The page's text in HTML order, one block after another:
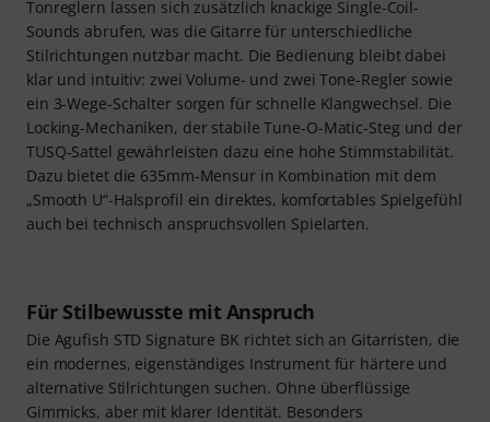
Die Agufish STD Signature setzt auf bewährte Komponenten
und eine clevere Elektrik, die auch anspruchsvolle Spieler
zufriedenstellt. Die zwei Roswell-Humbucker - Seraphim am
Steg und Flanker am Hals - sind speziell aufeinander
abgestimmt und liefern sowohl druckvolle Riffs als auch
singende Leads. Dank der Push/Pull-Funktion an beiden
Tonreglern lassen sich zusätzlich knackige Single-Coil-
Sounds abrufen, was die Gitarre für unterschiedliche
Stilrichtungen nutzbar macht. Die Bedienung bleibt dabei
klar und intuitiv: zwei Volume- und zwei Tone-Regler sowie
TUSQ-Sattel gewährleisten dazu eine hohe Stimmstabilität.
Dazu bietet die 635mm-Mensur in Kombination mit dem
„Smooth U“-Halsprofil ein direktes, komfortables Spielgefühl
auch bei technisch anspruchsvollen Spielarten.